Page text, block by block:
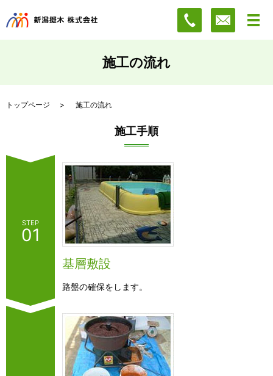
施工の流れ
トップページ 施工の流れ
施工手順
STEP
01
基層敷設
路盤の確保をします。